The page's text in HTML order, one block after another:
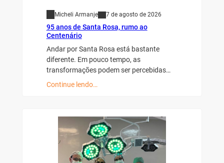
Micheli Armanje
Centenário
diferente. Em pouco tempo, as
transformações podem ser percebidas…